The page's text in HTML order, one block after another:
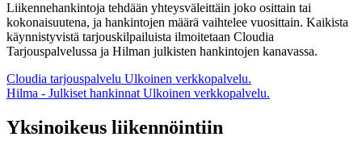
Liikennehankintoja tehdään yhteysväleittäin joko osittain tai
kokonaisuutena, ja hankintojen määrä vaihtelee vuosittain. Kaikista
käynnistyvistä tarjouskilpailuista ilmoitetaan Cloudia
Tarjouspalvelussa ja Hilman julkisten hankintojen kanavassa.
Cloudia tarjouspalvelu Ulkoinen verkkopalvelu.
Hilma - Julkiset hankinnat Ulkoinen verkkopalvelu.
Yksinoikeus liikennöintiin